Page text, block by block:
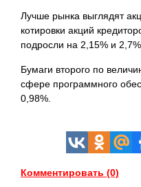
Лучше рынка выглядят
котировки акций
подросли на 2,15% и 2,7%
Бумаги второго по
сфере программного
0,98%.
Комментировать (0)